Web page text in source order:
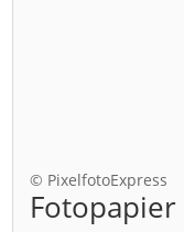
© PixelfotoExpress
Fotopapier